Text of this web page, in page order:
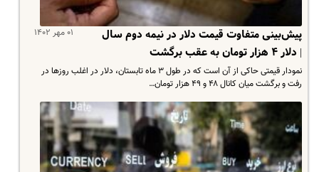
۰۱ مهر ۱۴۰۲
پیش‌بینی متفاوت قیمت دلار در نیمه دوم سال
| دلار ۴ هزار تومان به عقب برگشت
نمودار قیمتی حاکی از آن است که در طول ۳ ماه تابستان، دلار در اغلب روزها در
رفت و برگشت میان کانال ۴۸ و ۴۹ هزار تومان…